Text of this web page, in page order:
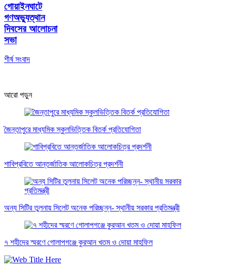
গোয়াইনঘাটে
গণঅভ্যুত্থান
দিবসের আলোচনা
সভা
শীর্ষ সংবাদ
আরো পড়ুন
জৈন্তাপুরে মাধ্যমিক স্কুলভিত্তিক বিতর্ক প্রতিযোগিতা
শাবিপ্রবিতে আন্তর্জাতিক আলোকচিত্র প্রদর্শনী
অন্য সিটির তুলনায় সিলেট অনেক পরিচ্ছন্ন- স্থানীয় সরকার প্রতিমন্ত্রী
৭ শহীদের স্মরণে গোলাপগঞ্জে কুরআন খতম ও দোয়া মাহফিল